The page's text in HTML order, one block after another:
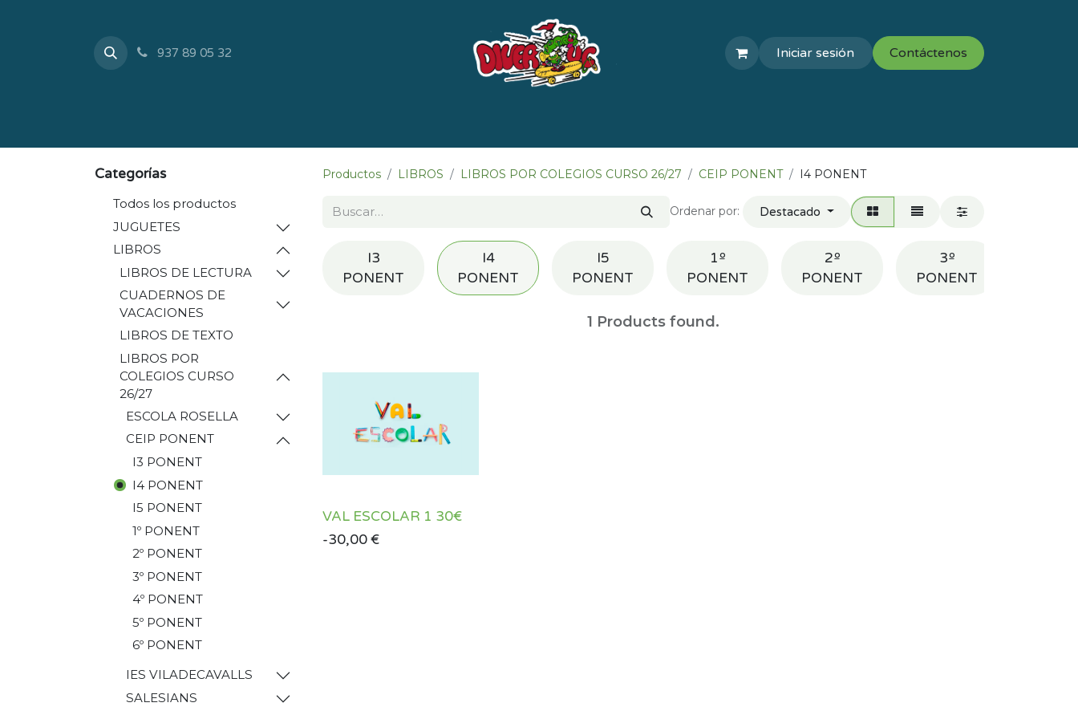
937 89 05 32 Iniciar sesión Contáctenos
Categorías
Todos los productos
JUGUETES
LIBROS
LIBROS DE LECTURA
CUADERNOS DE
VACACIONES
LIBROS DE TEXTO
LIBROS POR
COLEGIOS CURSO
26/27
ESCOLA ROSELLA
CEIP PONENT
I3 PONENT
I4 PONENT
I5 PONENT
1º PONENT
2º PONENT
3º PONENT
4º PONENT
5º PONENT
6º PONENT
IES VILADECAVALLS
SALESIANS
Productos LIBROS LIBROS POR COLEGIOS CURSO 26/27 CEIP PONENT I4 PONENT
Ordenar por: Destacado
I3
PONENT
I4
PONENT
I5
PONENT
1º
PONENT
2º
PONENT
3º
PONENT
1 Products found.
VAL ESCOLAR 1 30€
- 30,00€